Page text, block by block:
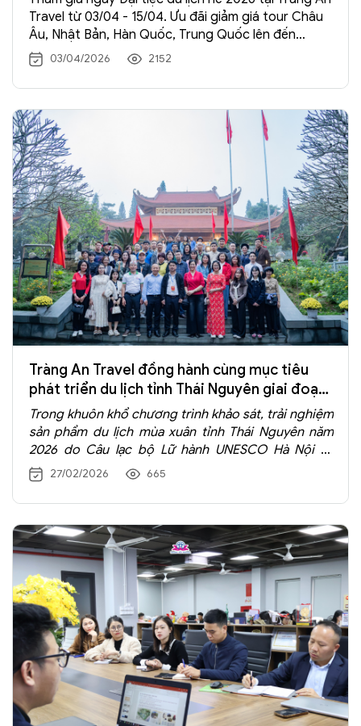
Travel từ 03/04 - 15/04. Ưu đãi giảm giá tour Châu
Âu, Nhật Bản, Hàn Quốc, Trung Quốc lên đến
7.000.000đ. Đăng ký ngay để nhận quà tặng hấp
dẫn!
03/04/2026 2152
Tràng An Travel đồng hành cùng mục tiêu
phát triển du lịch tỉnh Thái Nguyên giai đoạn
mới
Trong khuôn khổ chương trình khảo sát, trải nghiệm
sản phẩm du lịch mùa xuân tỉnh Thái Nguyên năm
2026 do Câu lạc bộ Lữ hành UNESCO Hà Nội tổ
chức ngày 25 - 26/2/2026, Tràng An Travel đã tích
cực tham gia, thể hiện vai trò đồng hành, kết nối và
thúc đẩy quảng bá điểm đến. Sự kiện không chỉ mở
ra cơ hội hợp tác giữa các doanh nghiệp lữ hành với
địa phương mà còn góp phần lan tỏa giá trị văn hóa
– lịch sử đặc sắc của vùng đất “Đệ nhất danh trà”.
27/02/2026 665